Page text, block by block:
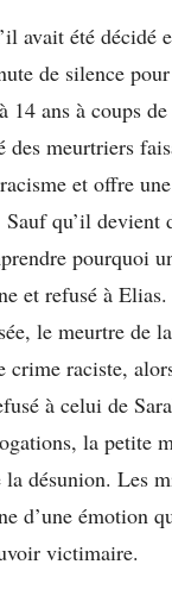
avait été décidé
de silence
14 ans à coups
des meurtriers
et offre
qu’il devient
pourquoi
et refusé à
le meurtre de
crime raciste,
à celui de
la petite
la désunion. Les
d’une émotion
victimaire.